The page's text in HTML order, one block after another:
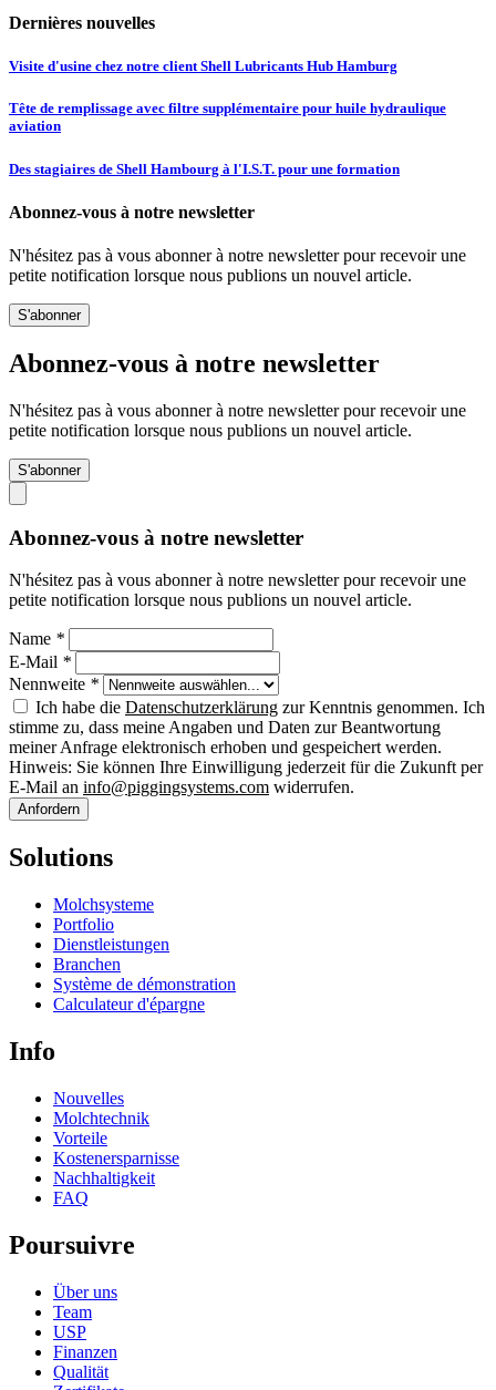
Dernières nouvelles
Visite d'usine chez notre client Shell Lubricants Hub Hamburg
Tête de remplissage avec filtre supplémentaire pour huile hydraulique
aviation
Des stagiaires de Shell Hambourg à l'I.S.T. pour une formation
Abonnez-vous à notre newsletter
N'hésitez pas à vous abonner à notre newsletter pour recevoir une
petite notification lorsque nous publions un nouvel article.
S'abonner
Abonnez-vous à notre newsletter
N'hésitez pas à vous abonner à notre newsletter pour recevoir une
petite notification lorsque nous publions un nouvel article.
S'abonner
Abonnez-vous à notre newsletter
N'hésitez pas à vous abonner à notre newsletter pour recevoir une
petite notification lorsque nous publions un nouvel article.
Name *
E-Mail *
Nennweite *
Ich habe die Datenschutzerklärung zur Kenntnis genommen. Ich
stimme zu, dass meine Angaben und Daten zur Beantwortung
meiner Anfrage elektronisch erhoben und gespeichert werden.
Hinweis: Sie können Ihre Einwilligung jederzeit für die Zukunft per
E-Mail an info@piggingsystems.com widerrufen.
Anfordern
Solutions
Molchsysteme
Portfolio
Dienstleistungen
Branchen
Système de démonstration
Calculateur d'épargne
Info
Nouvelles
Molchtechnik
Vorteile
Kostenersparnisse
Nachhaltigkeit
FAQ
Poursuivre
Über uns
Team
USP
Finanzen
Qualität